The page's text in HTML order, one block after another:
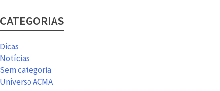
CATEGORIAS
Dicas
Notícias
Sem categoria
Universo ACMA